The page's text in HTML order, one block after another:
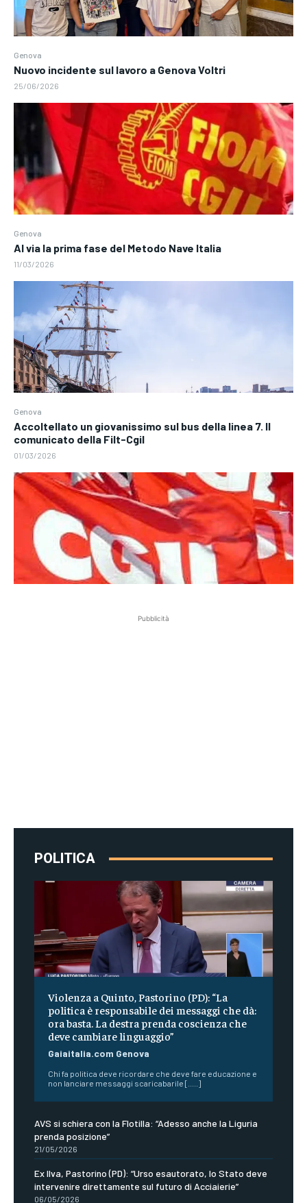
Genova
Nuovo incidente sul lavoro a Genova Voltri
25/06/2026
Genova
Al via la prima fase del Metodo Nave Italia
11/03/2026
Genova
Accoltellato un giovanissimo sul bus della linea 7. Il
comunicato della Filt-Cgil
01/03/2026
Pubblicità
POLITICA
Violenza a Quinto, Pastorino (PD): “La
politica è responsabile dei messaggi che dà:
ora basta. La destra prenda coscienza che
deve cambiare linguaggio”
Gaiaitalia.com Genova
Chi fa politica deve ricordare che deve fare educazione e
non lanciare messaggi scaricabarile [.....]
AVS si schiera con la Flotilla: “Adesso anche la Liguria
prenda posizione”
21/05/2026
Ex Ilva, Pastorino (PD): “Urso esautorato, lo Stato deve
intervenire direttamente sul futuro di Acciaierie”
06/05/2026